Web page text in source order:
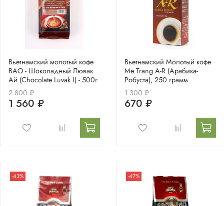
Вьетнамский молотый кофе
BAO - Шоколадный Лювак
Ай (Chocolate Luvak I) - 500г
2 800 ₽
1 560 ₽
Вьетнамский Молотый кофе
Me Trang A-R (Арабика-
Робуста), 250 грамм
1 300 ₽
670 ₽
-43% -47%